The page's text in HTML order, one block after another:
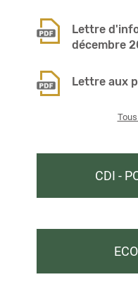
Lettre
décembre
Lettre aux
CDI -